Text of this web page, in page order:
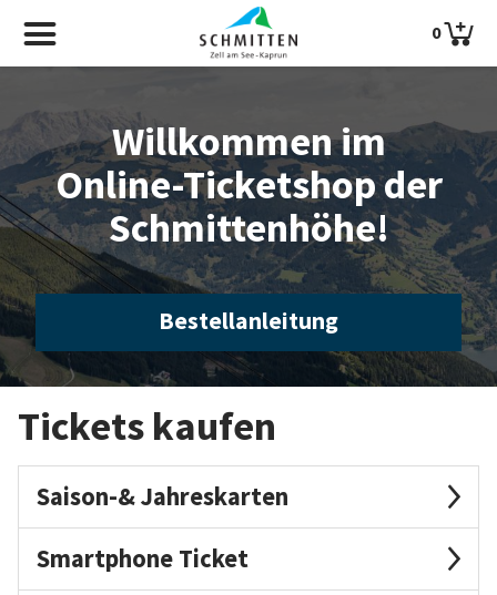
0
Willkommen im
Online-Ticketshop der
Schmittenhöhe!
Bestellanleitung
Tickets kaufen
Saison-& Jahreskarten
Smartphone Ticket